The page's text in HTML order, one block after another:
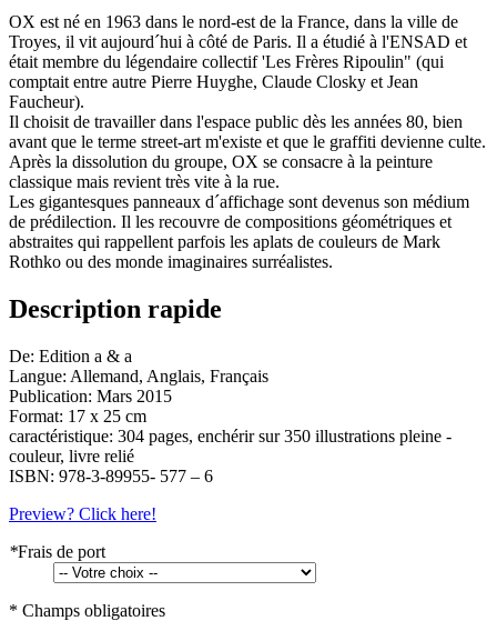
OX est né en 1963 dans le nord-est de la France, dans la ville de
Troyes, il vit aujourd´hui à côté de Paris. Il a étudié à l'ENSAD et
était membre du légendaire collectif 'Les Frères Ripoulin" (qui
comptait entre autre Pierre Huyghe, Claude Closky et Jean
Faucheur).
Il choisit de travailler dans l'espace public dès les années 80, bien
avant que le terme street-art m'existe et que le graffiti devienne culte.
Après la dissolution du groupe, OX se consacre à la peinture
classique mais revient très vite à la rue.
Les gigantesques panneaux d´affichage sont devenus son médium
de prédilection. Il les recouvre de compositions géométriques et
abstraites qui rappellent parfois les aplats de couleurs de Mark
Rothko ou des monde imaginaires surréalistes.
Description rapide
De: Edition a & a
Langue: Allemand, Anglais, Français
Publication: Mars 2015
Format: 17 x 25 cm
caractéristique: 304 pages, enchérir sur 350 illustrations pleine -
couleur, livre relié
ISBN: 978-3-89955- 577 – 6
Preview? Click here!
*Frais de port
* Champs obligatoires